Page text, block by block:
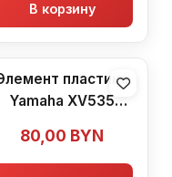
В корзину
пластика
Yamaha XV535
80,00 BYN